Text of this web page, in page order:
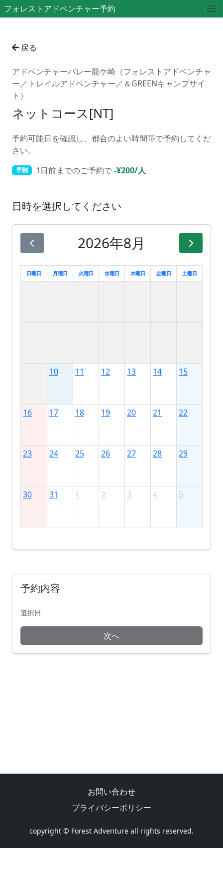
フォレストアドベンチャー予約
戻る
アドベンチャーバレー龍ケ崎（フォレストアドベンチャ
ー／トレイルアドベンチャー／＆GREENキャンプサイ
ト）
ネットコース[NT]
予約可能日を確認し、都合のよい時間帯で予約してくだ
さい。
早割 1日前までのご予約で-¥200/人
日時を選択してください
2026年8月
日曜日 月曜日 火曜日 水曜日 木曜日 金曜日 土曜日
10 11 12 13 14 15
16 17 18 19 20 21 22
23 24 25 26 27 28 29
30 31 1 2 3 4 5
予約内容
選択日
次へ
お問い合わせ
プライバシーポリシー
copyright © Forest Adventure all rights reserved.